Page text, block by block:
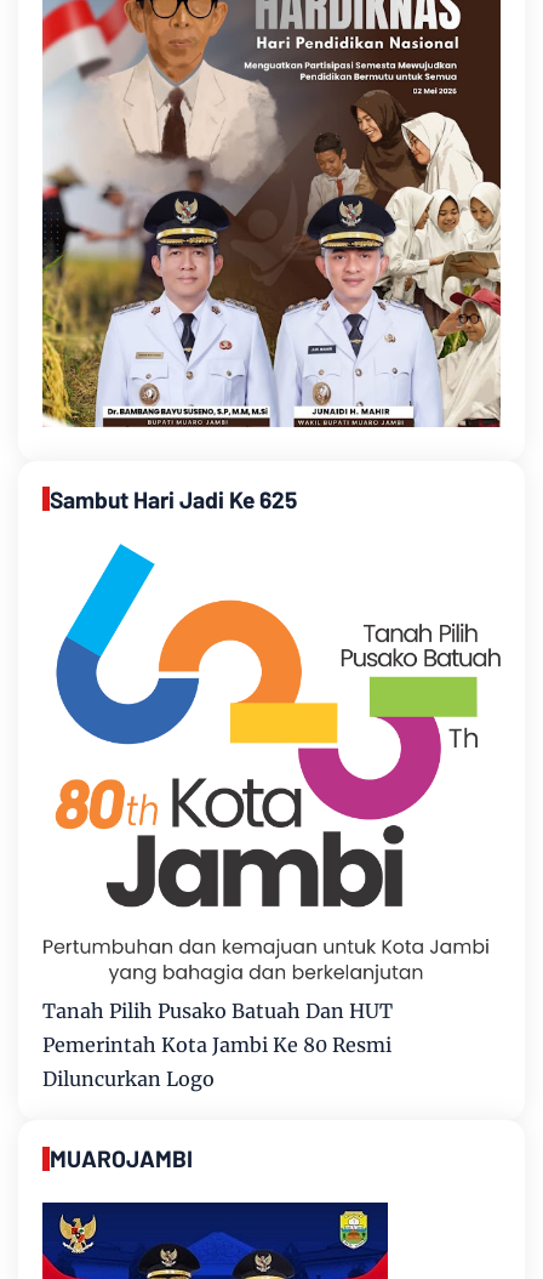
Sambut Hari Jadi Ke 625
Tanah Pilih Pusako Batuah Dan HUT
Pemerintah Kota Jambi Ke 80 Resmi
Diluncurkan Logo
MUAROJAMBI